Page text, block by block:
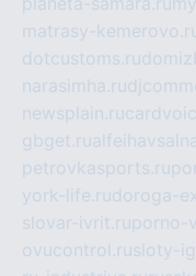
matrasy-
dotcustoms.ru
narasimha.ru
newsplain.ru
gbget.ru
petrovkasports.ru
york-life.rudoroga-
slovar-ivrit.ruporno-
ovucontrol.rusloty-